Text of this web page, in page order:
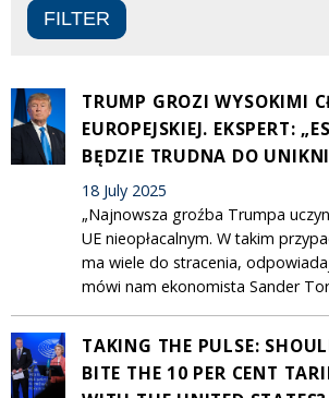
TRUMP GROZI WYSOKIMI
EUROPEJSKIEJ. EKSPERT:
BĘDZIE TRUDNA DO
18 July 2025
„Najnowsza groźba Trumpa
UE nieopłacalnym. W takim
ma wiele do stracenia,
mówi nam ekonomista Sander
TAKING THE PULSE:
BITE THE 10 PER CENT